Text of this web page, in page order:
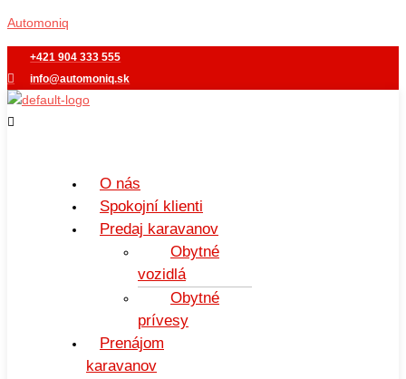
na
obsah
Automoniq
+421 904 333 555
info@automoniq.sk
O nás
Spokojní klienti
Predaj karavanov
Obytné
vozidlá
Obytné
prívesy
Prenájom
karavanov
Menu